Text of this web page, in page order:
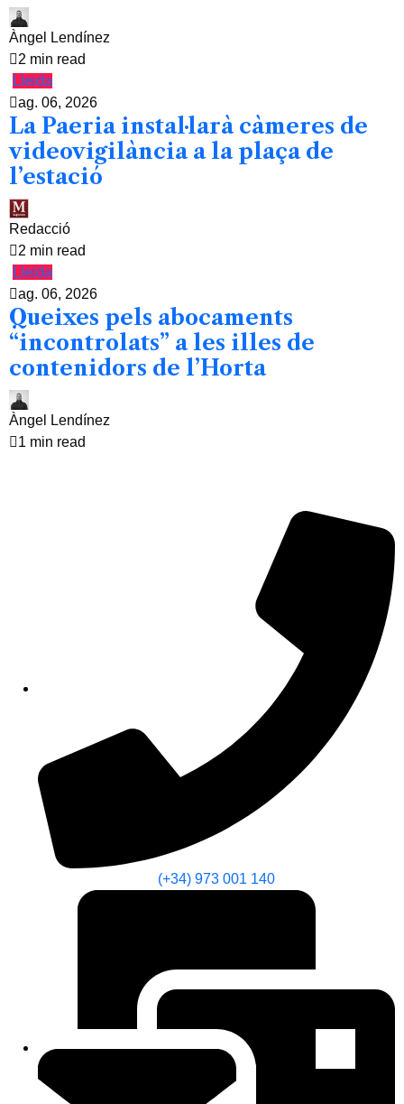
Àngel Lendínez
2 min read
Lleida
ag. 06, 2026
La Paeria instal·larà càmeres de
videovigilància a la plaça de
l’estació
Redacció
2 min read
Lleida
ag. 06, 2026
Queixes pels abocaments
“incontrolats” a les illes de
contenidors de l’Horta
Àngel Lendínez
1 min read
(+34) 973 001 140